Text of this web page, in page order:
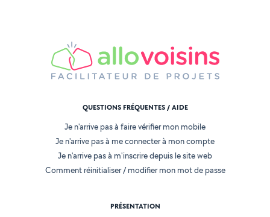
QUESTIONS FRÉQUENTES / AIDE
Je n'arrive pas à faire vérifier mon mobile
Je n'arrive pas à me connecter à mon compte
Je n'arrive pas à m'inscrire depuis le site web
Comment réinitialiser / modifier mon mot de passe
PRÉSENTATION